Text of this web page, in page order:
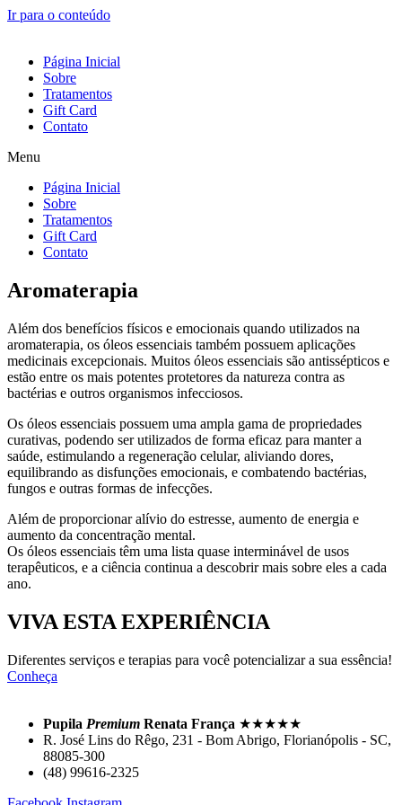
Ir para o conteúdo
Página Inicial
Sobre
Tratamentos
Gift Card
Contato
Menu
Página Inicial
Sobre
Tratamentos
Gift Card
Contato
Aromaterapia
Além dos benefícios físicos e emocionais quando utilizados na
aromaterapia, os óleos essenciais também possuem aplicações
medicinais excepcionais. Muitos óleos essenciais são antissépticos e
estão entre os mais potentes protetores da natureza contra as
bactérias e outros organismos infecciosos.
Os óleos essenciais possuem uma ampla gama de propriedades
curativas, podendo ser utilizados de forma eficaz para manter a
saúde, estimulando a regeneração celular, aliviando dores,
equilibrando as disfunções emocionais, e combatendo bactérias,
fungos e outras formas de infecções.
Além de proporcionar alívio do estresse, aumento de energia e
aumento da concentração mental.
Os óleos essenciais têm uma lista quase interminável de usos
terapêuticos, e a ciência continua a descobrir mais sobre eles a cada
ano.
VIVA ESTA EXPERIÊNCIA
Diferentes serviços e terapias para você potencializar a sua essência!
Conheça
Pupila Premium Renata França ★★★★★
R. José Lins do Rêgo, 231 - Bom Abrigo, Florianópolis - SC,
88085-300
(48) 99616-2325